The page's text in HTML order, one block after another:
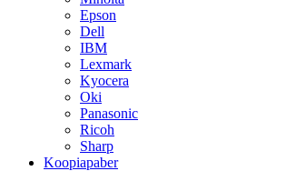
Epson
Dell
IBM
Lexmark
Kyocera
Oki
Panasonic
Ricoh
Sharp
Koopiapaber